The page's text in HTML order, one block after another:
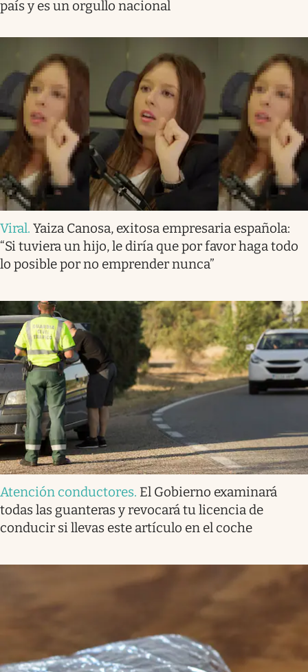
país y es un orgullo nacional
Viral. Yaiza Canosa, exitosa empresaria española:
“Si tuviera un hijo, le diría que por favor haga todo
lo posible por no emprender nunca”
Atención conductores. El Gobierno examinará
todas las guanteras y revocará tu licencia de
conducir si llevas este artículo en el coche